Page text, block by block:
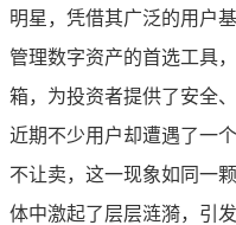
明星，凭借其广泛的用户
管理数字资产的首选工具
箱，为投资者提供了安全
近期不少用户却遭遇了一
不让卖，这一现象如同一
体中激起了层层涟漪，引